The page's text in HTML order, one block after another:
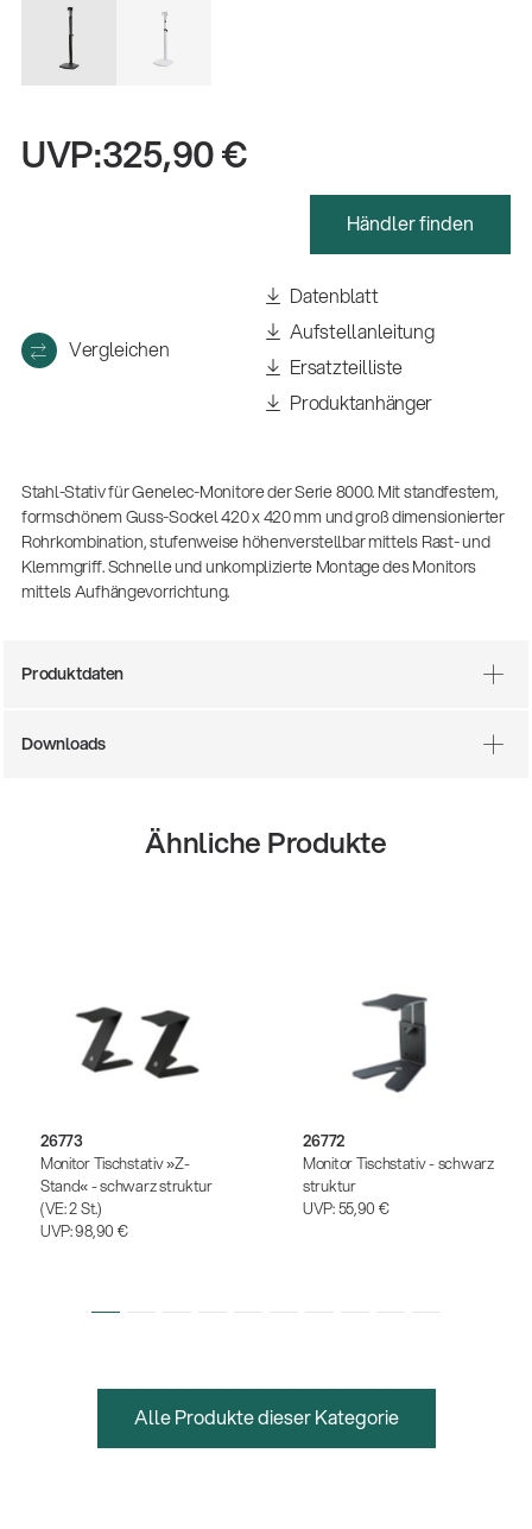
Gitarrenstuhl
Mehr Gigs durch Agenturen
Ausbildung | freie Ausbildungsstellen
Gesamtkatalog 2026
UVP:325,90 €
Händler finden
Vergleichen
Datenblatt
Aufstellanleitung
Ersatzteilliste
Produktanhänger
Stahl-Stativ für Genelec-Monitore der Serie 8000. Mit standfestem,
formschönem Guss-Sockel 420 x 420 mm und groß dimensionierter
Rohrkombination, stufenweise höhenverstellbar mittels Rast- und
Klemmgriff. Schnelle und unkomplizierte Montage des Monitors
mittels Aufhängevorrichtung.
Produktdaten
Downloads
Ähnliche Produkte
26773
Monitor Tischstativ »Z-
Stand« - schwarz struktur
(VE: 2 St.)
UVP:98,90 €
26772
Monitor Tischstativ - schwarz
struktur
UVP:55,90 €
Alle Produkte dieser Kategorie